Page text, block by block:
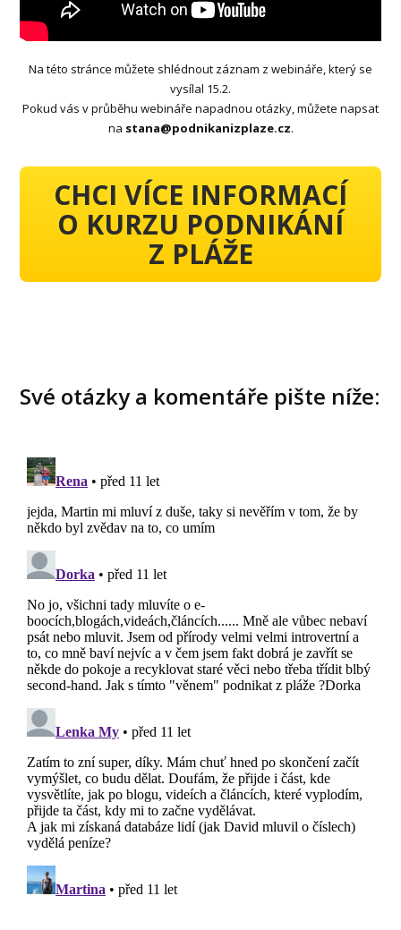
Na této stránce můžete shlédnout záznam z webináře, který se
vysílal 15.2.
Pokud vás v průběhu webináře napadnou otázky, můžete napsat
na stana@podnikanizplaze.cz.
CHCI VÍCE INFORMACÍ
O KURZU PODNIKÁNÍ
Z PLÁŽE
Své otázky a komentáře pište níže: